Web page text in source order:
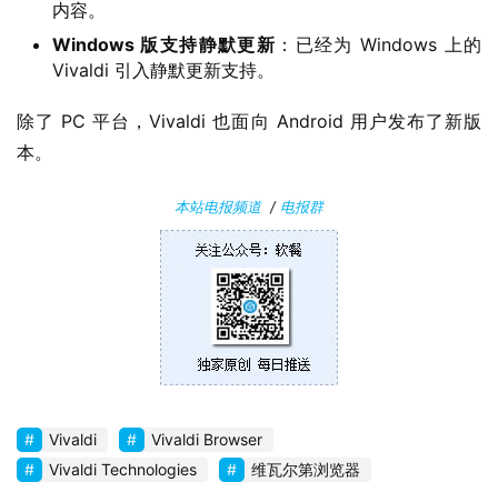
于
内容。
Windows 版支持静默更新 ：已经为 Windows 上的
Vivaldi 引入静默更新支持。
除了 PC 平台，Vivaldi 也面向 Android 用户发布了新版
本。
本站电报频道/ 电报群
Vivaldi
Vivaldi Browser
Vivaldi Technologies
维瓦尔第浏览器